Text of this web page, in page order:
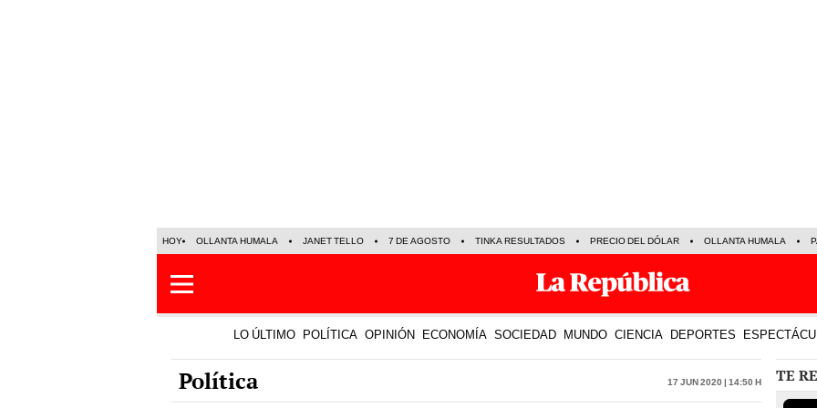
HOY OLLANTA HUMALA JANET TELLO 7 DE AGOSTO TINKA RESULTADOS PRECIO DEL DÓLAR OLLANTA HUMALA
LO ÚLTIMO POLÍTICA OPINIÓN ECONOMÍA SOCIEDAD MUNDO CIENCIA DEPORTES
Política 17 Jun 2020 | 14:50 h TE